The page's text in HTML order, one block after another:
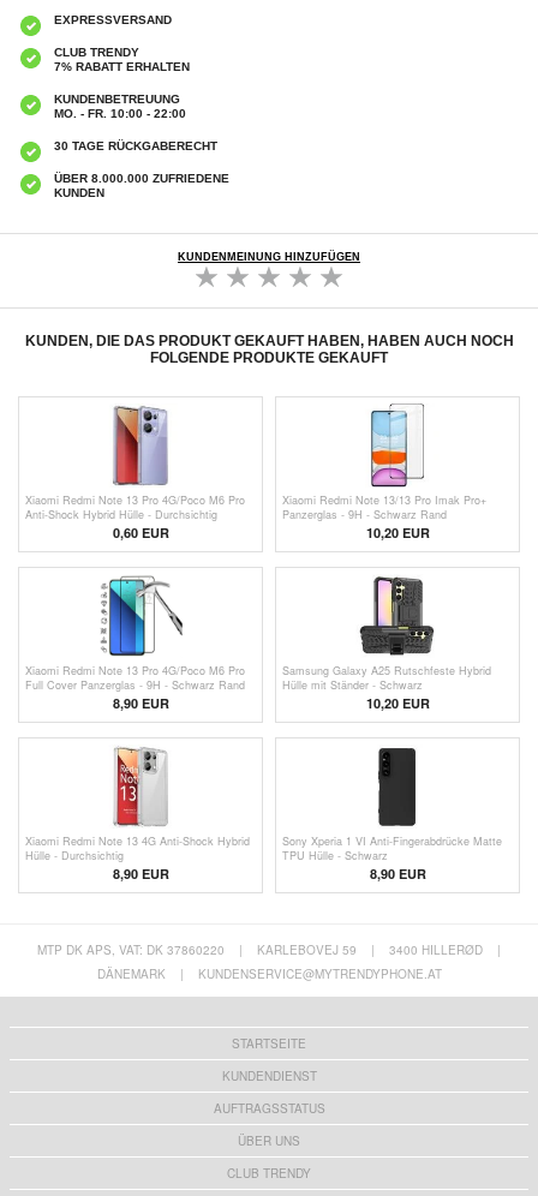
EXPRESSVERSAND
CLUB TRENDY
7% RABATT ERHALTEN
KUNDENBETREUUNG
MO. - FR. 10:00 - 22:00
30 TAGE RÜCKGABERECHT
ÜBER 8.000.000 ZUFRIEDENE
KUNDEN
KUNDENMEINUNG HINZUFÜGEN
KUNDEN, DIE DAS PRODUKT GEKAUFT HABEN, HABEN AUCH NOCH
FOLGENDE PRODUKTE GEKAUFT
Xiaomi Redmi Note 13 Pro 4G/Poco M6 Pro
Anti-Shock Hybrid Hülle - Durchsichtig
0,60EUR
Xiaomi Redmi Note 13/13 Pro Imak Pro+
Panzerglas - 9H - Schwarz Rand
10,20EUR
Xiaomi Redmi Note 13 Pro 4G/Poco M6 Pro
Full Cover Panzerglas - 9H - Schwarz Rand
8,90 EUR
Samsung Galaxy A25 Rutschfeste Hybrid
Hülle mit Ständer - Schwarz
10,20 EUR
Xiaomi Redmi Note 13 4G Anti-Shock Hybrid
Hülle - Durchsichtig
8,90 EUR
Sony Xperia 1 VI Anti-Fingerabdrücke Matte
TPU Hülle - Schwarz
8,90 EUR
MTP DK APS, VAT: DK 37860220 | KARLEBOVEJ 59 | 3400 HILLERØD
|
DÄNEMARK
| KUNDENSERVICE@MYTRENDYPHONE.AT
STARTSEITE
KUNDENDIENST
AUFTRAGSSTATUS
ÜBER UNS
CLUB TRENDY